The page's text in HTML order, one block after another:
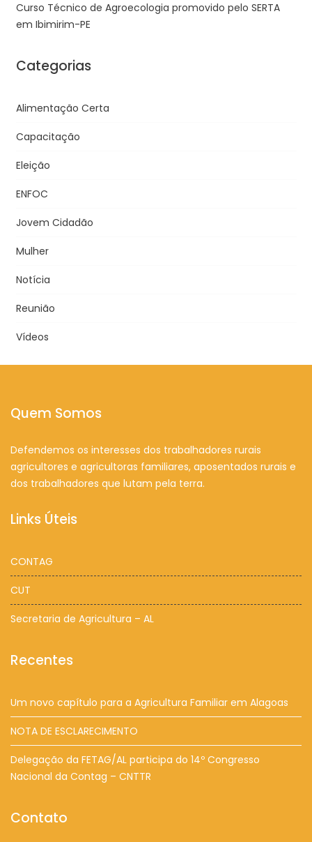
Curso Técnico de Agroecologia promovido pelo SERTA
em Ibimirim-PE
Categorias
Alimentação Certa
Capacitação
Eleição
ENFOC
Jovem Cidadão
Mulher
Notícia
Reunião
Vídeos
Quem Somos
Defendemos os interesses dos trabalhadores rurais
agricultores e agricultoras familiares, aposentados rurais e
dos trabalhadores que lutam pela terra.
Links Úteis
CONTAG
CUT
Secretaria de Agricultura – AL
Recentes
Um novo capítulo para a Agricultura Familiar em Alagoas
NOTA DE ESCLARECIMENTO
Delegação da FETAG/AL participa do 14º Congresso
Nacional da Contag – CNTTR
Contato